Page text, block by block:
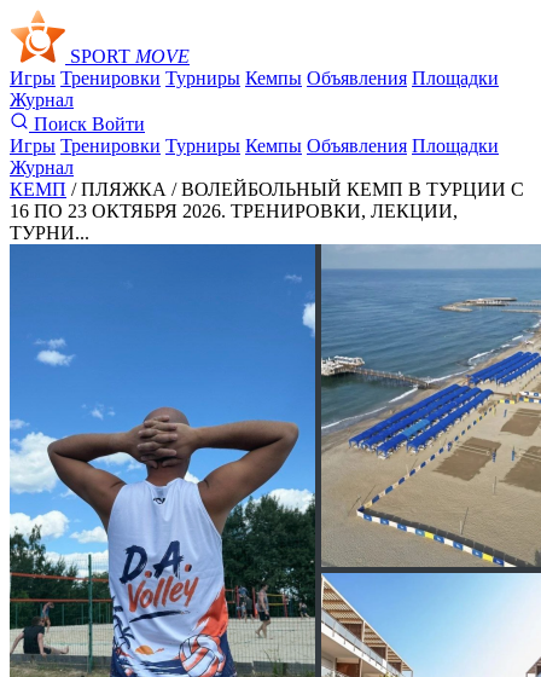
SPORT MOVE
Игры Тренировки Турниры Кемпы Объявления Площадки
Журнал
Поиск Войти
Игры Тренировки Турниры Кемпы Объявления Площадки
Журнал
КЕМП / ПЛЯЖКА /ВОЛЕЙБОЛЬНЫЙ КЕМП В ТУРЦИИ С
16 ПО 23 ОКТЯБРЯ 2026. ТРЕНИРОВКИ, ЛЕКЦИИ,
ТУРНИ...